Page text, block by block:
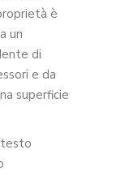
è
un
di
e da
superficie